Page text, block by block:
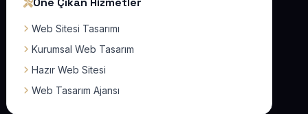
Web Sitesi Tasarımı
Kurumsal Web Tasarım
Hazır Web Sitesi
Web Tasarım Ajansı